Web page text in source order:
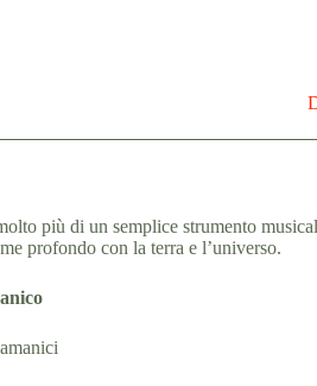
più di un semplice strumento
profondo con la terra e l’universo.